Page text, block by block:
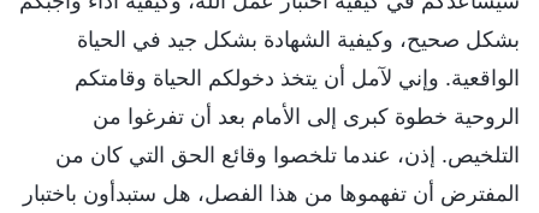
بشكل صحيح، وكيفية الشهادة بشكل جيد في الحياة
الواقعية. وإني لآمل أن يتخذ دخولكم الحياة وقامتكم
الروحية خطوة كبرى إلى الأمام بعد أن تفرغوا من
التلخيص. إذن، عندما تلخصوا وقائع الحق التي كان من
المفترض أن تفهموها من هذا الفصل، هل ستبدأون باختبار